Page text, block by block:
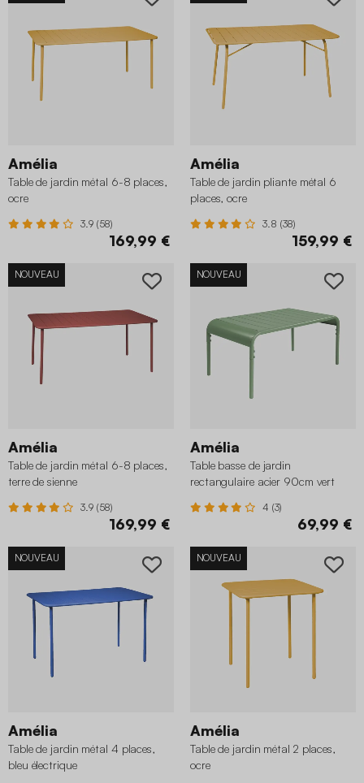
Amélia
Table de jardin métal 6-8 places,
ocre
3.9 (58)
169,99 €
Amélia
Table de jardin pliante métal 6
places, ocre
3.8 (38)
159,99 €
NOUVEAU
Amélia
Table de jardin métal 6-8 places,
terre de sienne
3.9 (58)
169,99 €
NOUVEAU
Amélia
Table basse de jardin
rectangulaire acier 90cm vert
4 (3)
69,99 €
NOUVEAU
Amélia
Table de jardin métal 4 places,
bleu électrique
NOUVEAU
Amélia
Table de jardin métal 2 places,
ocre